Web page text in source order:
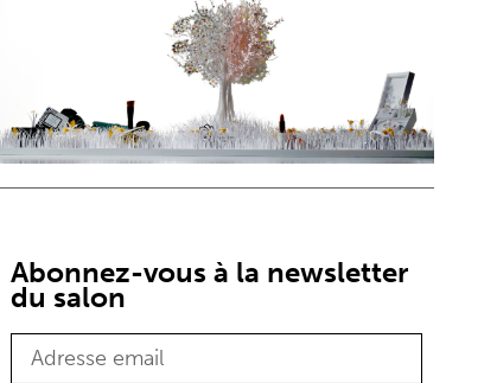
Abonnez-vous à la newsletter
du salon